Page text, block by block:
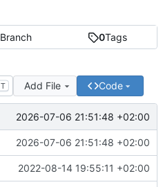
Branch 0Tags
T Add File Code
2026-07-06 21:51:48 +02:00
2026-07-06 21:51:48 +02:00
2022-08-14 19:55:11 +02:00